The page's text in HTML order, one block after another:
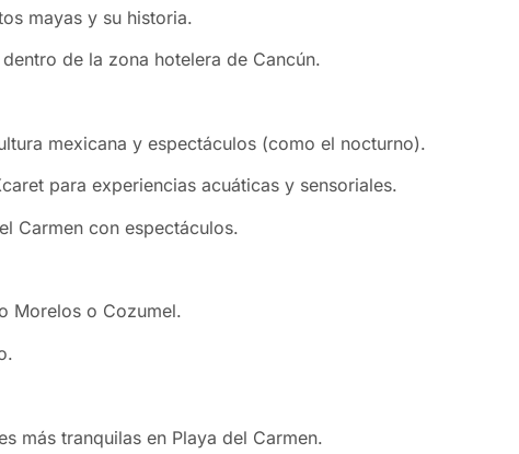
mayas y su historia.
de la zona hotelera de Cancún.
mexicana y espectáculos (como el nocturno).
para experiencias acuáticas y sensoriales.
Carmen con espectáculos.
Morelos o Cozumel.
más tranquilas en Playa del Carmen.